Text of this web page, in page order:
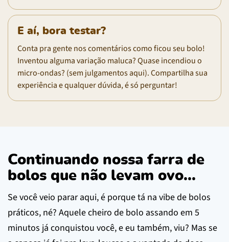
E aí, bora testar?
Conta pra gente nos comentários como ficou seu bolo!
Inventou alguma variação maluca? Quase incendiou o
micro-ondas? (sem julgamentos aqui). Compartilha sua
experiência e qualquer dúvida, é só perguntar!
Continuando nossa farra de
bolos que não levam ovo...
Se você veio parar aqui, é porque tá na vibe de bolos
práticos, né? Aquele cheiro de bolo assando em 5
minutos já conquistou você, e eu também, viu? Mas se